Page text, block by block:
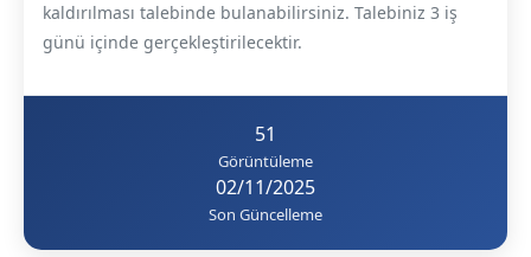
kaldırılması talebinde bulanabilirsiniz. Talebiniz 3 iş
günü içinde gerçekleştirilecektir.
51
Görüntüleme
02/11/2025
Son Güncelleme